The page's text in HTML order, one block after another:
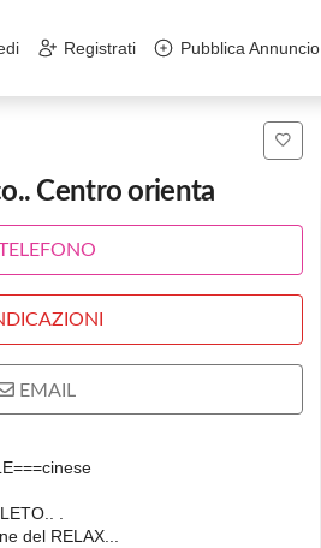
Registrati Pubblica Annuncio
Centro orienta
EMAIL
.
del RELAX...